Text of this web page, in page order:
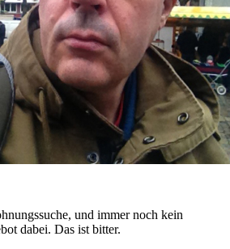
und immer noch kein
dabei. Das ist bitter.